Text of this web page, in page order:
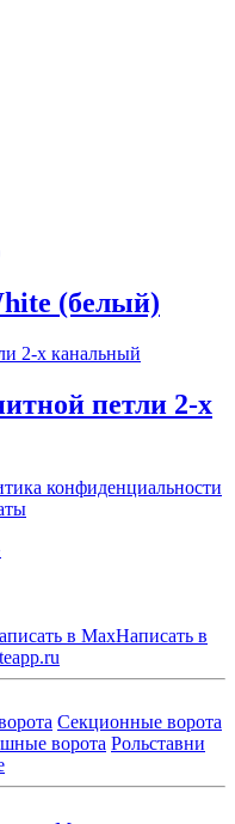
(белый)
петли 2-x
конфиденциальности
в MaxНаписать в
Секционные ворота
ворота Рольставни